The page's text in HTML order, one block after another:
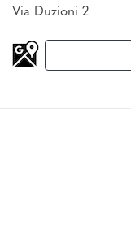
Via Duzioni 2